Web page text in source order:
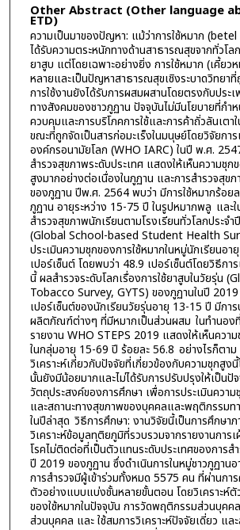
Other Abstract (Other language
ETD)
ความเป็นมาของปัญหา: แม้ว่าการใช้หมาก
ได้รับความตระหนักทางด้านสาธารณสุขจากทั่วโล
ยาสูบ แต่โดยเฉพาะอย่างยิ่ง การใช้หมาก (เคี้ย
หลายและเป็นปัญหาสาธารณสุขเชิงระบาดวิทยาที่
การใช้งานยังได้รับการผสมผสานโดยตรงกับประ
ทางสังคมของชาวภูฏาน ปัจจุบันไม่มีนโยบายที่กำ
ควบคุมและการบริโภคการใช้และการค้าถั่วลันเตา
ขณะที่ถูกจัดเป็นสารก่อมะเร็งในมนุษย์โดยวิจัยการ
องค์กรอนามัยโลก (WHO IARC) ในปี พ.ศ.
สำรวจสุขภาพระดับประเทศ แสดงให้เห็นความชุก
สูงมากอย่างต่อเนื่องในภูฏาน และการสำรวจสุข
ของภูฏาน ปีพ.ศ. 2564 พบว่า มีการใช้หมากร้อย
ภูฏาน อายุระหว่าง 15-75 ปี ในรูปหมากพลู และ
สำรวจสุขภาพนักเรียนตามโรงเรียนทั่วโลกประจ
(Global School-based Student Health
ประเมินความชุกของการใช้หมากในหมู่นักเรียนอ
เปอร์เซ็นต์ โดยพบว่า 48.9 เปอร์เซ็นต์โดยวิธีกา
นี้ ผลสำรวจระดับโลกเรื่องการใช้ยาสูบในวัยรุ่น
Tobacco Survey, GYTS) ของภูฏานในปี 2019
เปอร์เซ็นต์ของนักเรียนวัยรุ่นอายุ 13-15 ปี มีกา
ผลิตภัณฑ์ต่างๆ ที่มีหมากเป็นส่วนผสม ในทำนอง
รายงาน WHO STEPS 2019 แสดงให้เห็นความ
ในกลุ่มอายุ 15-69 ปี ร้อยละ 56.8 อย่างไรก็ตาม
วิเคราะห์เกี่ยวกับปัจจัยที่เกี่ยวข้องกับความชุกสูง
นั้นยังมีน้อยมากและไม่ได้รับการปรับปรุงให้เป็นปั
วัตถุประสงค์ของการศึกษา เพื่อการประเมินความ
และสถานะทางสุขภาพของบุคคลและพฤติกรรมท
ในปีล่าสุด วิธีการศึกษา: งานวิจัยนี้เป็นการศึกษาภ
วิเคราะห์ข้อมูลทุติยภูมิที่รวบรวมจากรายงานการเ
โรคไม่ติดต่อที่เป็นตัวแทนระดับประเทศของการส
ปี 2019 ของภูฏาน ซึ่งดำเนินการในหมู่ชาวภูฏาน
การสำรวจมีผู้เข้าร่วมทั้งหมด 5575 คน ที่ผ่านกา
ตัวอย่างแบบแบ่งชั้นหลายขั้นตอน โดยวิเคราะห์ตั
ของใช้หมากในปัจจุบัน การวัดพฤติกรรมส่วนบุคค
ส่วนบุคคล และ ใช้สมการวิเคราะห์ปัจจัยเดี่ยว แล